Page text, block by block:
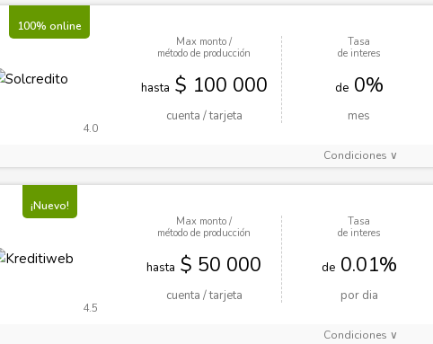
100% online
4.0
Max monto /
método de producción
hasta $ 100 000
cuenta / tarjeta
Tasa
de interes
de0%
mes
Condiciones ∨
¡Nuevo!
4.5
Max monto /
método de producción
hasta $ 50 000
cuenta / tarjeta
Tasa
de interes
de0.01%
por dia
Condiciones ∨